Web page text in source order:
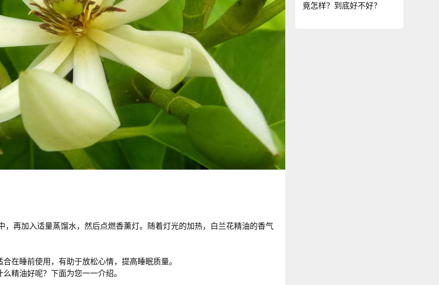
再加入适量蒸馏水，然后点燃香薰灯。随着灯光的加热，白兰花精油的香气
在睡前使用，有助于放松心情，提高睡眠质量。
精油好呢？下面为您一一介绍。
竟怎样？到底好不好？